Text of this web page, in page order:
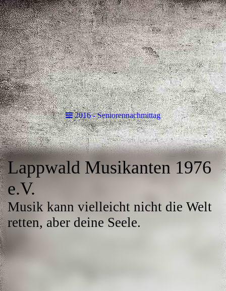
2016 - Seniorennachmittag
Lappwald Musikanten 1976
e.V.
Musik kann vielleicht nicht die Welt
retten, aber deine Seele.